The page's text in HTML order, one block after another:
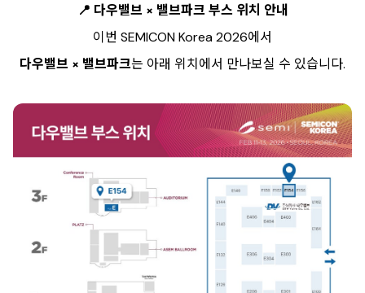
📍 다우밸브 × 밸브파크 부스 위치 안내
이번 SEMICON Korea 2026에서
다우밸브 × 밸브파크는 아래 위치에서 만나보실 수 있습니다.